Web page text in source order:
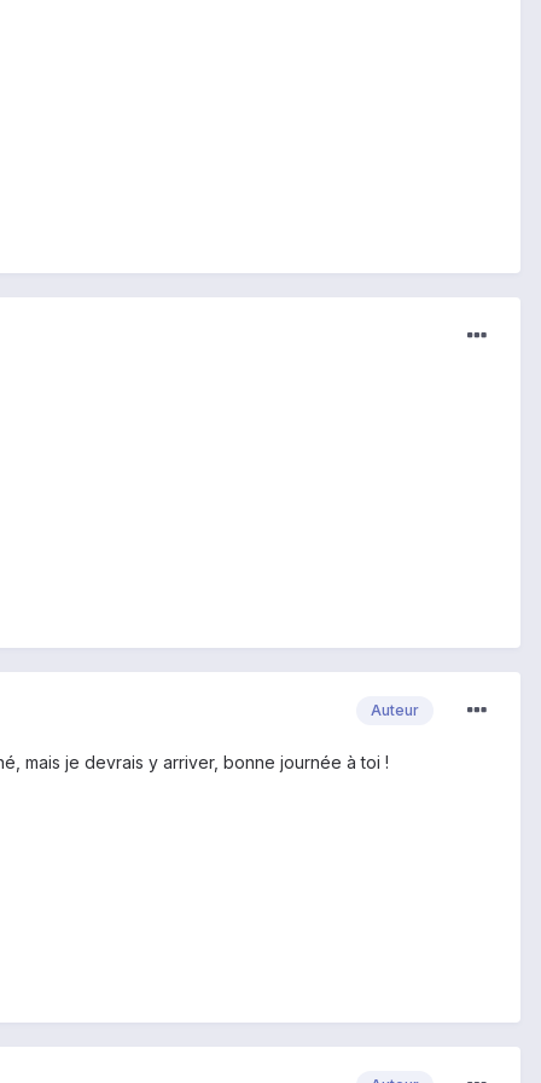
Auteur
mais je devrais y arriver, bonne journée à toi !